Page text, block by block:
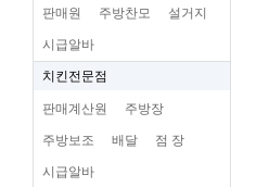
판매원 주방찬모 설거지
시급알바
치킨전문점
판매계산원 주방장
주방보조 배달 점 장
시급알바